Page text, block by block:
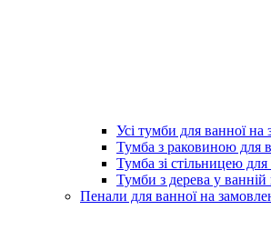
Усі тумби для ванної на
Тумба з раковиною для
Тумба зі стільницею для
Тумби з дерева у ванній
Пенали для ванної на